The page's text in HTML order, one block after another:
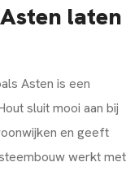
laten
Asten is een
sluit mooi aan bij
en geeft
werkt met